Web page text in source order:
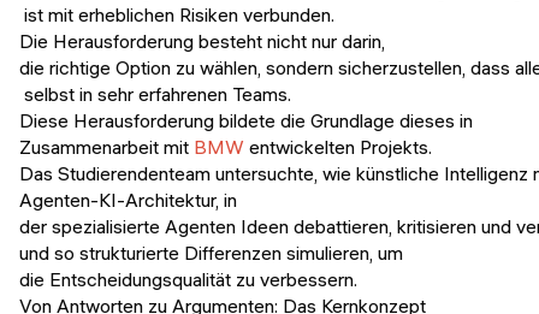
ist mit erheblichen Risiken verbunden.
Die Herausforderung besteht nicht nur darin,
die richtige Option zu wählen, sondern sicherzustellen, dass
selbst in sehr erfahrenen Teams.
Diese Herausforderung bildete die Grundlage dieses in
Zusammenarbeit mit BMW entwickelten Projekts.
Das Studierendenteam untersuchte, wie künstliche
Agenten-KI-Architektur, in
der spezialisierte Agenten Ideen debattieren, kritisieren und
und so strukturierte Differenzen simulieren, um
die Entscheidungsqualität zu verbessern.
Von Antworten zu Argumenten: Das Kernkonzept